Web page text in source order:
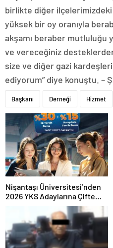
birlikte diğer ilçelerimizdeki
yüksek bir oy oranıyla
akşamı beraber mutluluğu
ve vereceğiniz
size ve diğer gazi
ediyorum” diye konuştu. –
Başkanı Derneği Hizmet
Nişantaşı Üniversitesi’nden
2026 YKS Adaylarına Çifte
Güvence: Sabit Ücret ve
Kesintisiz Burs